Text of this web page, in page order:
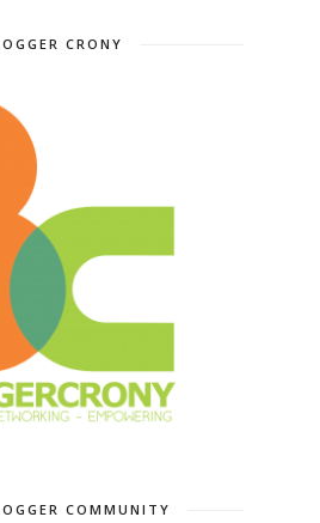
CRONY
COMMUNITY